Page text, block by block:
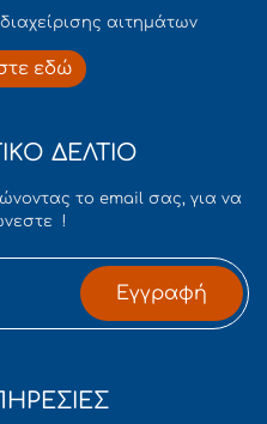
αιτημάτων
εδώ
ΔΕΛΤΙΟ
το email σας, για να
!
Εγγραφή